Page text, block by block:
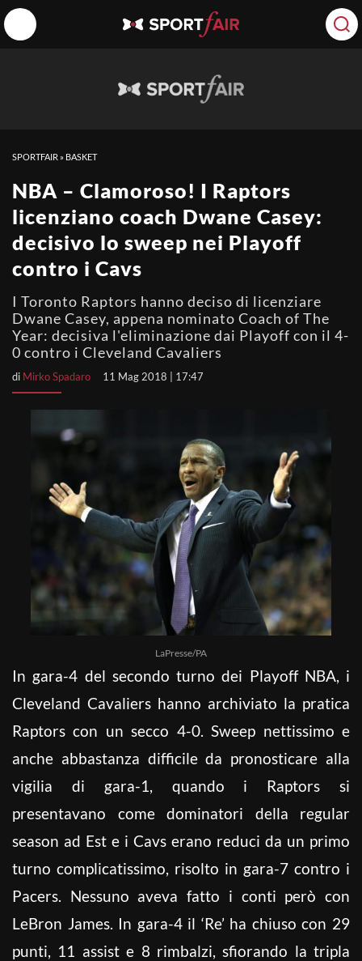
SPORTFAIR » BASKET
NBA – Clamoroso! I Raptors
licenziano coach Dwane Casey:
decisivo lo sweep nei Playoff
contro i Cavs
I Toronto Raptors hanno deciso di licenziare
Dwane Casey, appena nominato Coach of The
Year: decisiva l'eliminazione dai Playoff con il 4-
0 contro i Cleveland Cavaliers
di Mirko Spadaro 11 Mag 2018 | 17:47
LaPresse/PA
In gara-4 del secondo turno dei Playoff NBA, i
Cleveland Cavaliers hanno archiviato la pratica
Raptors con un secco 4-0. Sweep nettissimo e
anche abbastanza difficile da pronosticare alla
vigilia di gara-1, quando i Raptors si
presentavano come dominatori della regular
season ad Est e i Cavs erano reduci da un primo
turno complicatissimo, risolto in gara-7 contro i
Pacers. Nessuno aveva fatto i conti però con
LeBron James. In gara-4 il ‘Re’ ha chiuso con 29
punti, 11 assist e 8 rimbalzi, sfiorando la tripla